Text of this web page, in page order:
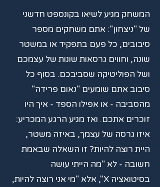
המשחק מגיע לשיאו בקונספט חדשני
של "ניצחון": אתם משחקים מספר
סיבובים, כל פעם בתפקיד או במשטר
שונה, וחווים גרסאות שונות של עצמכם
ושל הפוליטיקה שסביבכם. בסוף כל
סיבוב אתם שומעים "נאום פרידה"
מהסביבה - או אפילו הספד - איך היו
זוכרים אתכם. ואז מגיע הרגע המכריע:
איזו גרסה של עצמך, באיזה משטר,
היית רוצה להיות? זו השאלה שבאמת
חשובה - לא "מה הייתי עושה
בסיטואציה X", אלא "מי אני רוצה להיות,